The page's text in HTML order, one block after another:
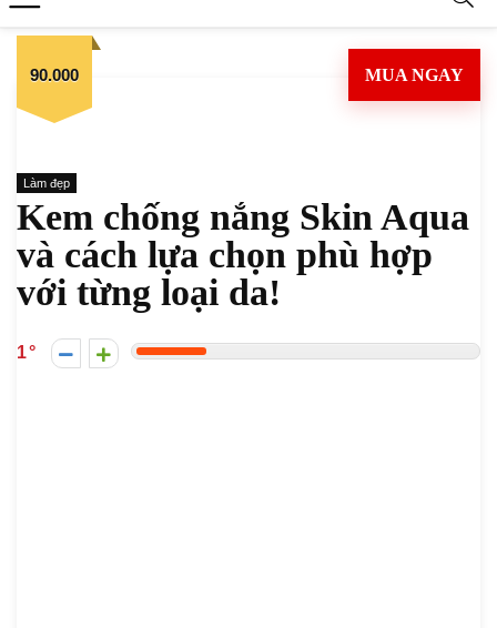
90.000 MUA NGAY
Làm đẹp
Kem chống nắng Skin Aqua
và cách lựa chọn phù hợp
với từng loại da!
1